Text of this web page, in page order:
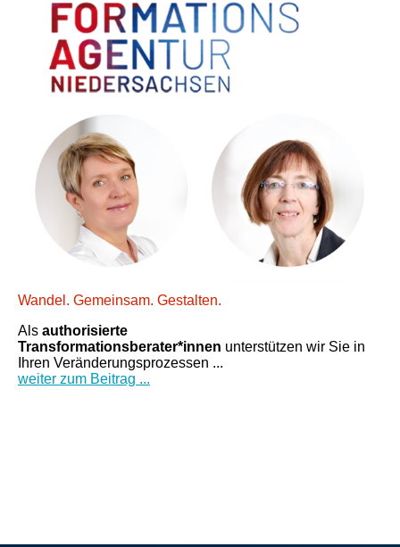
Wandel. Gemeinsam. Gestalten.
Als authorisierte
Transformationsberater*innen unterstützen wir Sie in
Ihren Veränderungsprozessen ...
weiter zum Beitrag ...